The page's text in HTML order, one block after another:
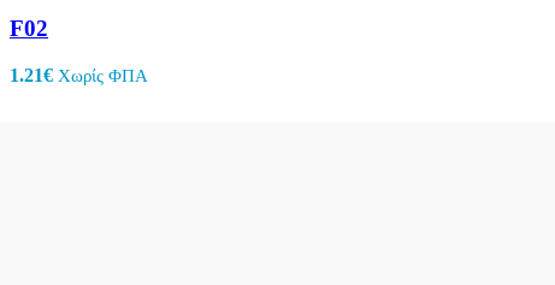
F02
1.21€ Χωρίς ΦΠΑ